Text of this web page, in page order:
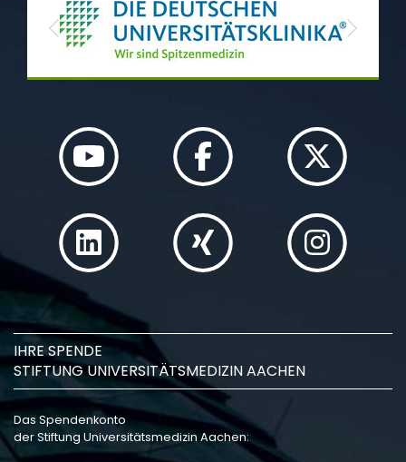
Previous Next
IHRE SPENDE
STIFTUNG UNIVERSITÄTSMEDIZIN AACHEN
Das Spendenkonto
der Stiftung Universitätsmedizin Aachen: